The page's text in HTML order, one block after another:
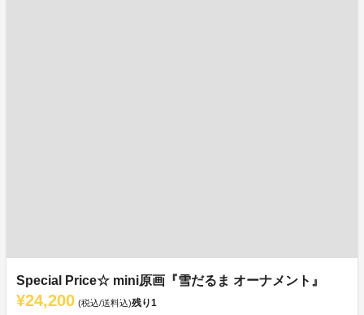
Special Price☆ mini原画『雪だるま オーナメント』
¥24,200 (税込/送料込)残り1